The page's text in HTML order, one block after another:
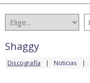
Shaggy
Discografía Noticias